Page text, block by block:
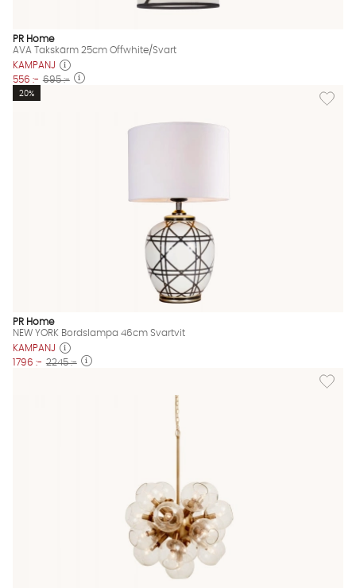
PR Home
AVA Takskärm 25cm Offwhite/Svart
KAMPANJ
556 :- 695 :-
Lägg
20%
PR Home
NEW YORK Bordslampa 46cm Svartvit
KAMPANJ
1796 :- 2245 :-
Lägg